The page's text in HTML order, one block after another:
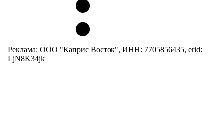
Реклама: ООО "Каприс Восток", ИНН: 7705856435, erid:
LjN8K34jk